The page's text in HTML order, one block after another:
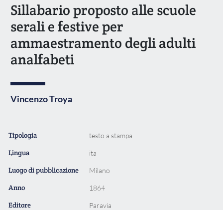
Sillabario proposto alle scuole
serali e festive per
ammaestramento degli adulti
analfabeti
Vincenzo Troya
Tipologia testo a stampa
Lingua ita
Luogo di pubblicazione Milano
Anno 1864
Editore Paravia